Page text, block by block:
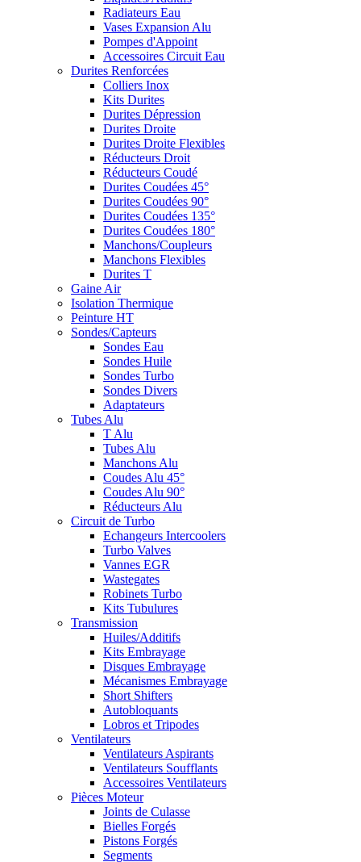
Radiateurs Eau
Vases Expansion Alu
Pompes d'Appoint
Accessoires Circuit Eau
Durites Renforcées
Colliers Inox
Kits Durites
Durites Dépression
Durites Droite
Durites Droite Flexibles
Réducteurs Droit
Réducteurs Coudé
Durites Coudées 45°
Durites Coudées 90°
Durites Coudées 135°
Durites Coudées 180°
Manchons/Coupleurs
Manchons Flexibles
Durites T
Gaine Air
Isolation Thermique
Peinture HT
Sondes/Capteurs
Sondes Eau
Sondes Huile
Sondes Turbo
Sondes Divers
Adaptateurs
Tubes Alu
T Alu
Tubes Alu
Manchons Alu
Coudes Alu 45°
Coudes Alu 90°
Réducteurs Alu
Circuit de Turbo
Echangeurs Intercoolers
Turbo Valves
Vannes EGR
Wastegates
Robinets Turbo
Kits Tubulures
Transmission
Huiles/Additifs
Kits Embrayage
Disques Embrayage
Mécanismes Embrayage
Short Shifters
Autobloquants
Lobros et Tripodes
Ventilateurs
Ventilateurs Aspirants
Ventilateurs Soufflants
Accessoires Ventilateurs
Pièces Moteur
Joints de Culasse
Bielles Forgés
Pistons Forgés
Segments